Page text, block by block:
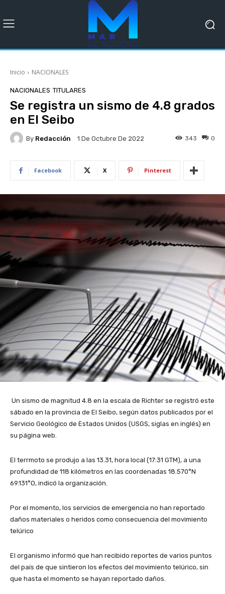
Inicio NACIONALES
NACIONALES TITULARES
Se registra un sismo de 4.8 grados
en El Seibo
By Redacción 1 De Octubre De 2022 0
343
Facebook X Pinterest
Un sismo de magnitud 4.8 en la escala de Richter se registró este
sábado en la provincia de El Seibo, según datos publicados por el
Servicio Geológico de Estados Unidos (USGS, siglas en inglés) en
su página web.
El terrmoto se produjo a las 13.31, hora local (17:31 GTM), a una
profundidad de 118 kilómetros en las coordenadas 18.570°N
69.131°O, indicó la organización.
Por el momento, los servicios de emergencia no han reportado
daños materiales o heridos como consecuencia del movimiento
telúrico
El organismo informó que han recibido reportes de varios puntos
del país de que sintieron los efectos del movimiento telúrico, sin
que hasta el momento se hayan reportado daños.